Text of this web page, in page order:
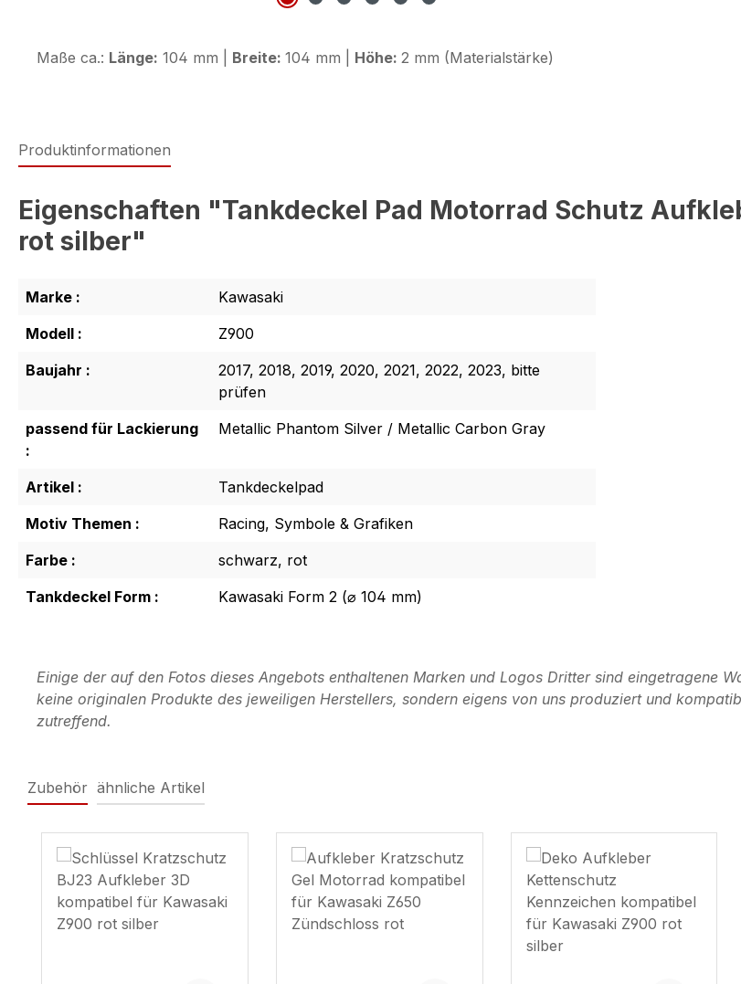
Maße ca.: Länge: 104 mm | Breite: 104 mm | Höhe: 2 mm (Materialstärke)
Produktinformationen
Eigenschaften "Tankdeckel Pad Motorrad Schutz
rot silber"
Marke :
Kawasaki
Modell :
Z900
Baujahr :
2017, 2018, 2019, 2020, 2021, 2022, 2023, bitte
prüfen
passend für Lackierung
:
Metallic Phantom Silver / Metallic Carbon Gray
Artikel :
Tankdeckelpad
Motiv Themen :
Racing, Symbole & Grafiken
Farbe :
schwarz, rot
Tankdeckel Form :
Kawasaki Form 2 (⌀ 104 mm)
Einige der auf den Fotos dieses Angebots enthaltenen Marken und Logos Dritter sind eingetragene
keine originalen Produkte des jeweiligen Herstellers, sondern eigens von uns produziert und
zutreffend.
Zubehör ähnliche Artikel